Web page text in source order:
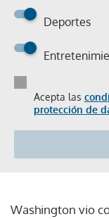
Deportes
Acepta las
protección de
Washington vio